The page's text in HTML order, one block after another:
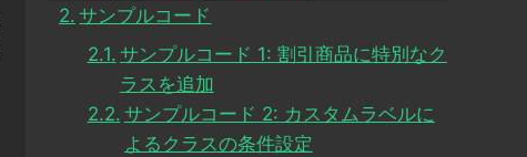
サンプルコード
サンプルコード 1: 割引商品に特別なク
ラスを追加
サンプルコード 2: カスタムラベルに
よるクラスの条件設定